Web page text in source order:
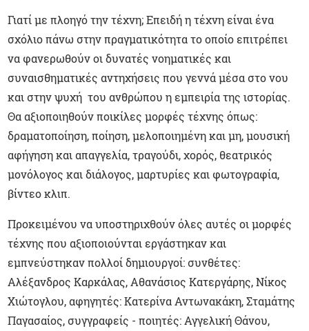
Γιατί με πλοηγό την τέχνη; Επειδή η τέχνη είναι ένα
σχόλιο πάνω στην πραγματικότητα το οποίο επιτρέπει
να φανερωθούν οι δυνατές νοηματικές και
συναισθηματικές αντηχήσεις που γεννά μέσα στο νου
και στην ψυχή του ανθρώπου η εμπειρία της ιστορίας.
Θα αξιοποιηθούν ποικίλες μορφές τέχνης όπως:
δραματοποίηση, ποίηση, μελοποιημένη και μη, μουσική
αφήγηση και απαγγελία, τραγούδι, χορός, θεατρικός
μονόλογος και διάλογος, μαρτυρίες και φωτογραφία,
βίντεο κλιπ.
Προκειμένου να υποστηριχθούν όλες αυτές οι μορφές
τέχνης που αξιοποιούνται εργάστηκαν και
εμπνεύστηκαν πολλοί δημιουργοί: συνθέτες:
Αλέξανδρος Καρκάλας, Αθανάσιος Κατεργάρης, Νίκος
Χιώτογλου, αφηγητές: Κατερίνα Αντωνακάκη, Σταμάτης
Παγασαίος, συγγραφείς - ποιητές: Αγγελική Θάνου,